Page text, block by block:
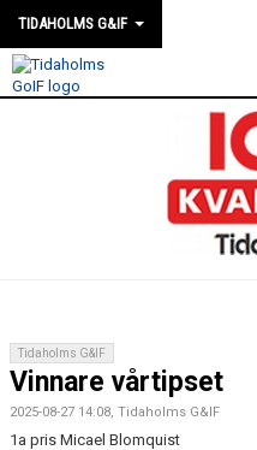
TIDAHOLMS G&IF
FÖRENINGEN
SOUVENIRER
Tidaholms G&IF
Vinnare vårtipset
2025-08-27 14:08, Tidaholms G&IF
1a pris Micael Blomquist